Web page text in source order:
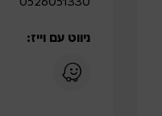
ניווט עם וייז: